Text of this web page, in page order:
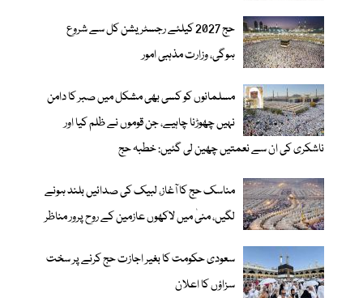
حج 2027 کیلئے رجسٹریشن کل سے شروع
ہوگی، وزارت مذہبی امور
مسلمانوں کو کسی بھی مشکل میں صبر کا دامن
نہیں چھوڑنا چاہیے، جن قوموں نے ظلم کیا اور
ناشکری کی ان سے نعمتیں چھین لی گئیں: خطبہ حج
مناسک حج کا آغاز، لبیک کی صدائیں بلند ہونے
لگیں، منیٰ میں لاکھوں عازمین کے روح پرور مناظر
سعودی حکومت کا بغیر اجازت حج کرنے پر سخت
سزاؤں کا اعلان